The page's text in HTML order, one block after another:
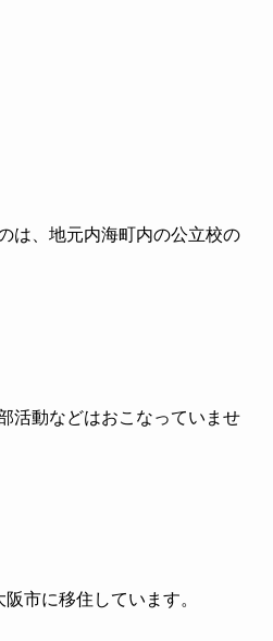
は、地元内海町内の公立校の
活動などはおこなっていませ
市に移住しています。